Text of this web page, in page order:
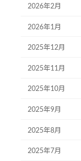
2026年2月
2026年1月
2025年12月
2025年11月
2025年10月
2025年9月
2025年8月
2025年7月